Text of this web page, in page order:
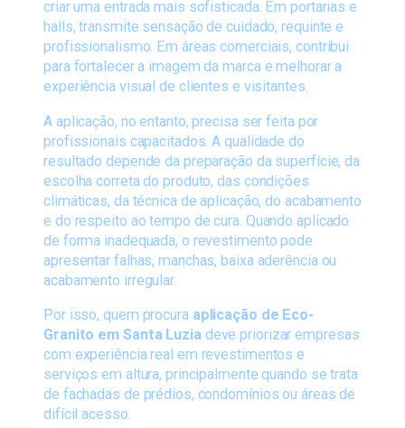
criar uma entrada mais sofisticada. Em portarias e
halls, transmite sensação de cuidado, requinte e
profissionalismo. Em áreas comerciais, contribui
para fortalecer a imagem da marca e melhorar a
experiência visual de clientes e visitantes.
A aplicação, no entanto, precisa ser feita por
profissionais capacitados. A qualidade do
resultado depende da preparação da superfície, da
escolha correta do produto, das condições
climáticas, da técnica de aplicação, do acabamento
e do respeito ao tempo de cura. Quando aplicado
de forma inadequada, o revestimento pode
apresentar falhas, manchas, baixa aderência ou
acabamento irregular.
Por isso, quem procura aplicação de Eco-
Granito em Santa Luzia deve priorizar empresas
com experiência real em revestimentos e
serviços em altura, principalmente quando se trata
de fachadas de prédios, condomínios ou áreas de
difícil acesso.